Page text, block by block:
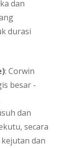
dan
durasi
: Corwin
besar -
dan
secara
dan